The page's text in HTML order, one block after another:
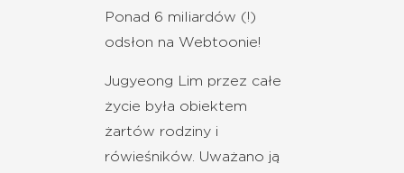
Ponad 6 miliardów (!)
odsłon na Webtoonie!
Jugyeong Lim przez całe
życie była obiektem
żartów rodziny i
rówieśników. Uważano ją